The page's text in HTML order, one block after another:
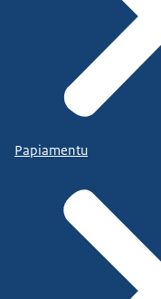
Papiamentu